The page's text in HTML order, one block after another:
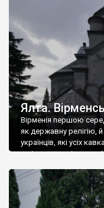
А потім було
Ялта.
Вірменія першою
як державну релігію,
українців, які усіх
є відданими вірянами